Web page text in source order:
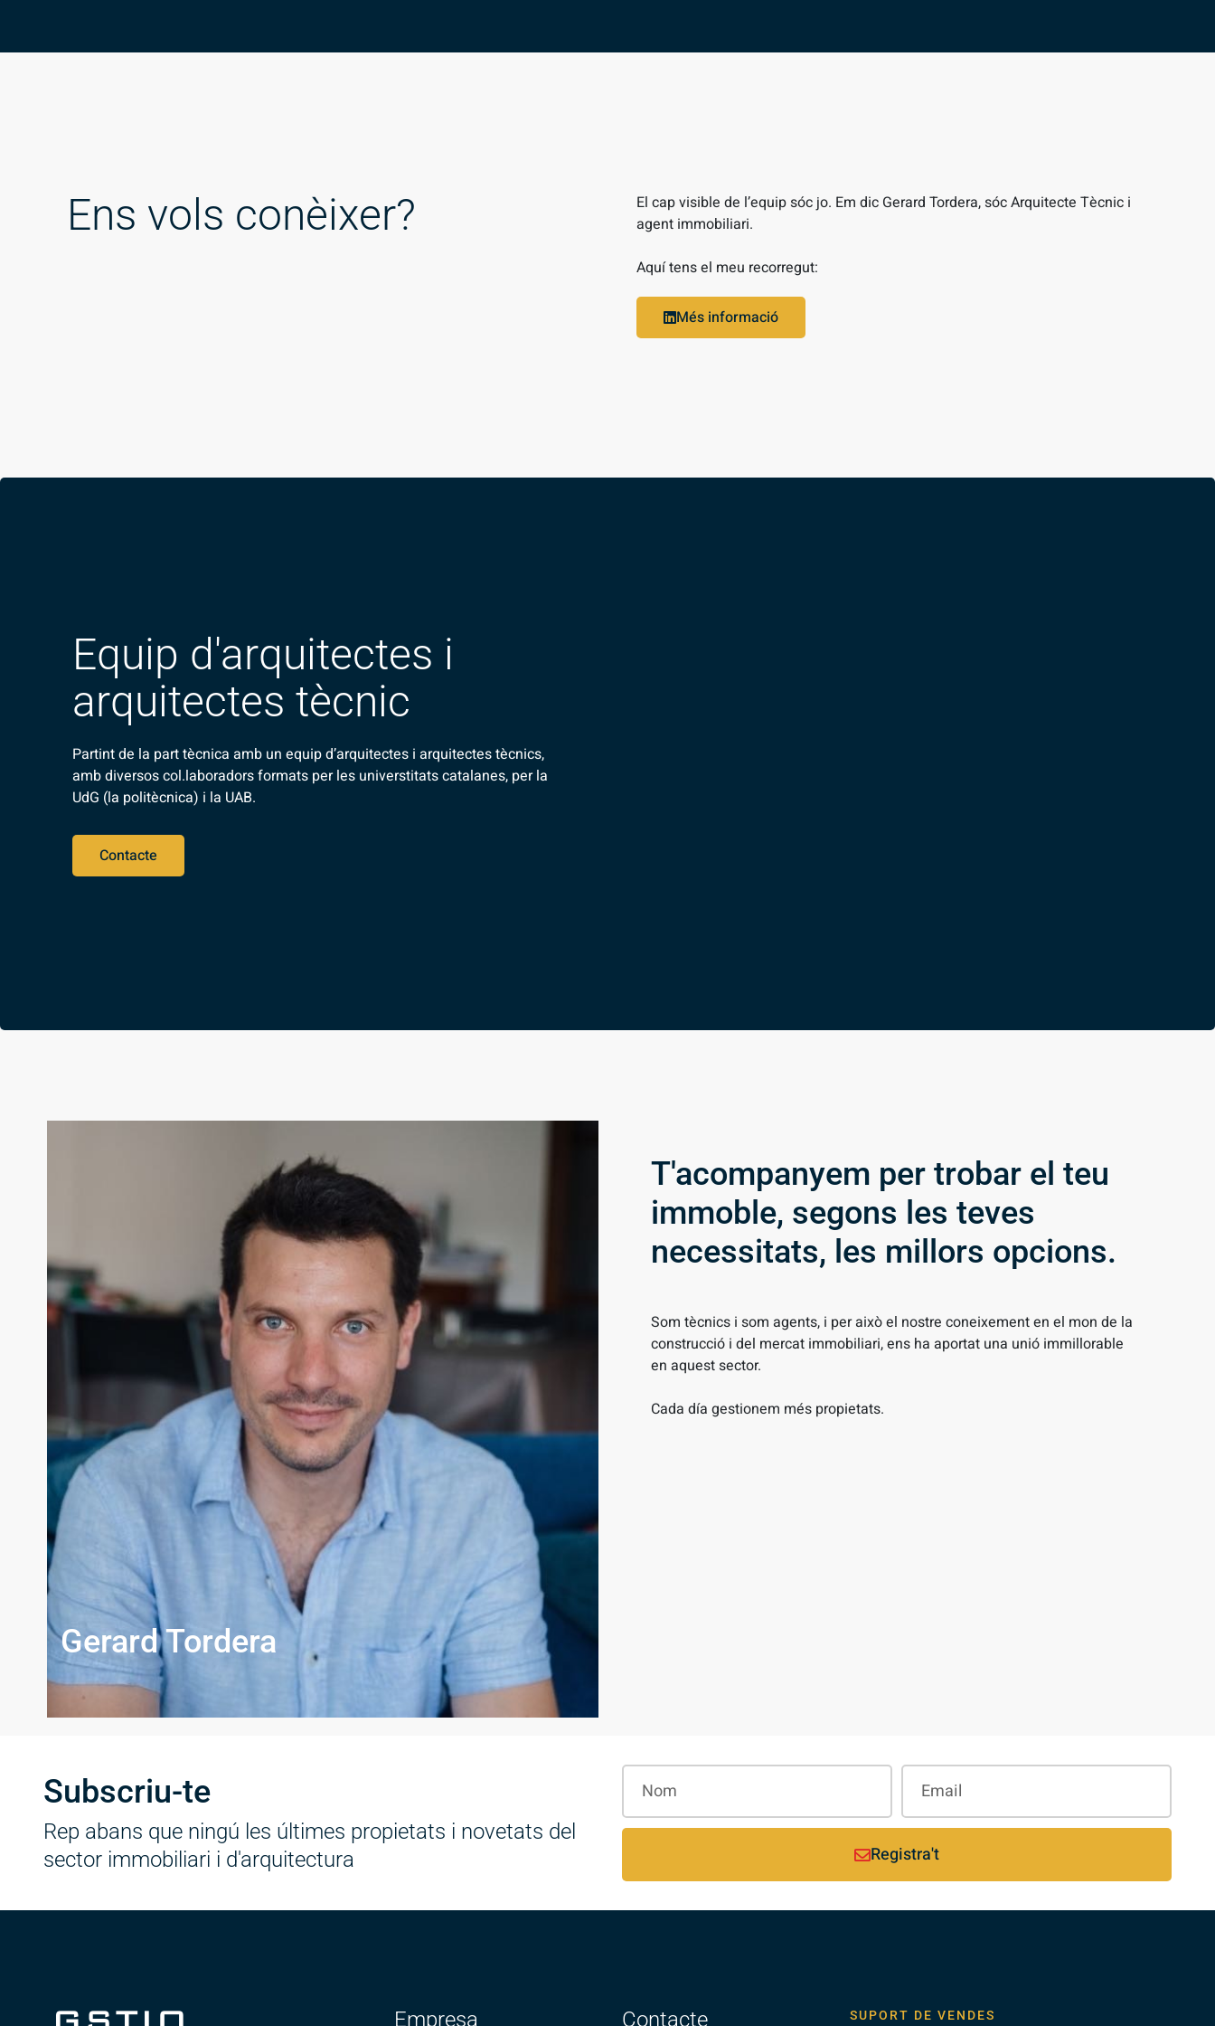
Ens vols conèixer?
El cap visible de l’equip sóc jo. Em dic Gerard Tordera, sóc Arquitecte Tècnic i
agent immobiliari.
Aquí tens el meu recorregut:
Més informació
Equip d'arquitectes i
arquitectes tècnic
Partint de la part tècnica amb un equip d’arquitectes i arquitectes tècnics,
amb diversos col.laboradors formats per les universtitats catalanes, per la
UdG (la politècnica) i la UAB.
Contacte
Gerard Tordera
Arquitecte Tècnic i agent immobiliari.
T'acompanyem per trobar el teu
immoble, segons les teves
necessitats, les millors opcions.
Som tècnics i som agents, i per això el nostre coneixement en el mon de la
construcció i del mercat immobiliari, ens ha aportat una unió immillorable
en aquest sector.
Cada día gestionem més propietats.
Subscriu-te
Rep abans que ningú les últimes propietats i novetats del
sector immobiliari i d'arquitectura
Registra't
Empresa Contacte SUPORT DE VENDES